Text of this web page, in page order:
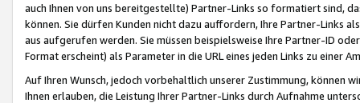
auch Ihnen von uns bereitgestellte) Partner-Links so formatiert sind,
können. Sie dürfen Kunden nicht dazu auffordern, Ihre Partner-Links
aus aufgerufen werden. Sie müssen beispielsweise Ihre Partner-ID
Format erscheint) als Parameter in die URL eines jeden Links zu einer
Auf Ihren Wunsch, jedoch vorbehaltlich unserer Zustimmung, können
Ihnen erlauben, die Leistung Ihrer Partner-Links durch Aufnahme